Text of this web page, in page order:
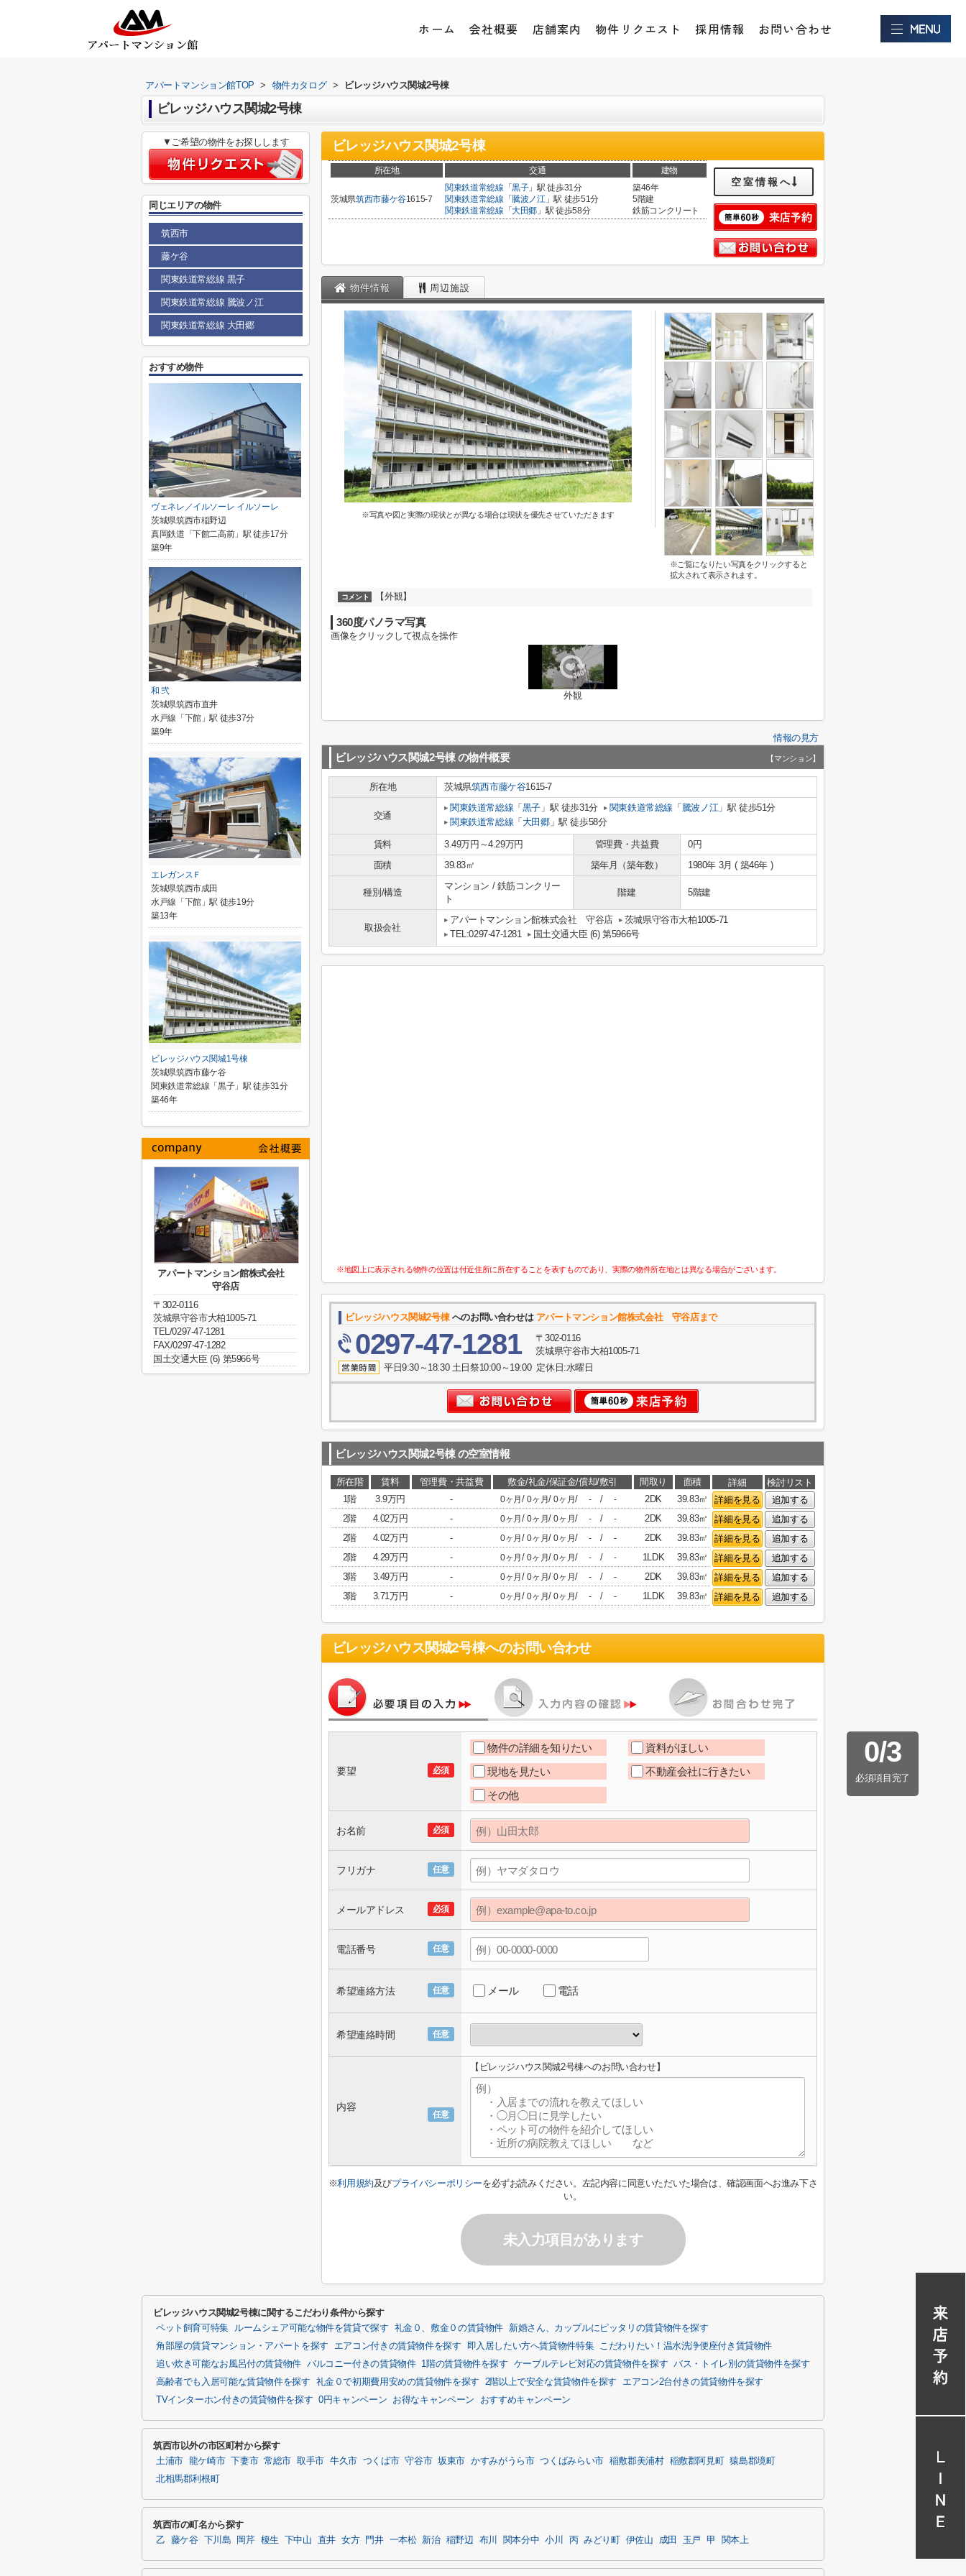
ホーム 会社概要 店舗案内 物件リクエスト 採用情報 お問い合わせ
アパートマンション館TOP > 物件カタログ > ビレッジハウス関城2号棟
ビレッジハウス関城2号棟
ビレッジハウス関城2号棟
所在地 交通 建物
茨城県筑西市藤ケ谷1615-7
関東鉄道常総線 「黒子」駅 徒歩31分
関東鉄道常総線 「 騰波ノ江」駅 徒歩51分
関東鉄道常総線 「大田郷 」駅 徒歩58分
築46年
5階建
鉄筋コンクリート
空室情報へ
物件情報 周辺施設
※写真や図と実際の現状とが異なる場合は現状を優先させていただきます
※ご覧になりたい写真をクリックすると
拡大されて表示されます。
コメント 【外観】
360度パノラマ写真
画像をクリックして視点を操作
外観
情報の見方
ビレッジハウス関城2号棟 の物件概要 【マンション】
所在地 茨城県筑西市藤ケ谷1615-7
交通
関東鉄道常総線 「 黒子 」駅 徒歩31分 関東鉄道常総線 「 騰波ノ江」駅 徒歩51分
関東鉄道常総線 「 大田郷」駅 徒歩58分
賃料 3.49万円～4.29万円 管理費・共益費
0円
面積
39.83㎡ 築年月（築年数） 1980年 3月 ( 築46年 )
種別/構造
マンション / 鉄筋コンクリー
ト
階建 5階建
取扱会社
アパートマンション館株式会社 守谷店
茨城県守谷市大柏1005-71
TEL:0297-47-1281
国土交通大臣 (6) 第5966号
※地図上に表示される物件の位置は付近住所に所在することを表すものであり、実際の物件所在地とは異なる場合がございます。
ビレッジハウス関城2号棟へのお問い合わせは アパートマンション館株式会社 守谷店まで
0297-47-1281
〒302-0116
茨城県守谷市大柏1005-71
平日9:30～18:30 土日祭10:00～19:00 定休日:水曜日
ビレッジハウス関城2号棟 の空室情報
所在階 賃料 管理費・共益費 敷金/礼金/保証金/償却/敷引 間取り 面積 詳細
検討リスト
1階
3.9万円 - 0ヶ月/0ヶ月/0ヶ月/ - / - 2DK 39.83㎡ 詳細を見る
追加する
2階
4.02万円 - 0ヶ月/0ヶ月/0ヶ月/ - / - 2DK 39.83㎡ 詳細を見る
追加する
2階
4.02万円 - 0ヶ月/0ヶ月/0ヶ月/ - / - 2DK 39.83㎡ 詳細を見る
追加する
2階
4.29万円 - 0ヶ月/0ヶ月/0ヶ月/ - / - 1LDK 39.83㎡ 詳細を見る
追加する
3階
3.49万円 - 0ヶ月/0ヶ月/0ヶ月/ - / - 2DK 39.83㎡ 詳細を見る
追加する
3階
3.71万円 - 0ヶ月/0ヶ月/0ヶ月/ - / - 1LDK 39.83㎡ 詳細を見る 追加する
ビレッジハウス関城2号棟へのお問い合わせ
0/3
必須項目完了
必須
要望
物件の詳細を知りたい
資料がほしい
現地を見たい
不動産会社に行きたい
その他
必須
お名前
任意
フリガナ
必須
メールアドレス
任意
電話番号
任意
希望連絡方法 メール 電話
任意
希望連絡時間
任意
内容
【ビレッジハウス関城2号棟へのお問い合わせ】
※利用規約及びプライバシーポリシーを必ずお読みください。左記内容に同意いただいた場合は、確認画面へお進み下さ
い。
未入力項目があります
▼ご希望の物件をお探しします
同じエリアの物件
筑西市
藤ケ谷
関東鉄道常総線 黒子
関東鉄道常総線 騰波ノ江
関東鉄道常総線 大田郷
おすすめ物件
ヴェネレ／イルソーレ イルソーレ
茨城県筑西市稲野辺
真岡鉄道「下館二高前」駅 徒歩17分
築9年
和 弐
茨城県筑西市直井
水戸線「下館」駅 徒歩37分
築9年
エレガンスＦ
茨城県筑西市成田
水戸線「下館」駅 徒歩19分
築13年
ビレッジハウス関城1号棟
茨城県筑西市藤ケ谷
関東鉄道常総線「黒子」駅 徒歩31分
築46年
アパートマンション館株式会社
守谷店
〒302-0116
茨城県守谷市大柏1005-71
TEL/0297-47-1281
FAX/0297-47-1282
国土交通大臣 (6) 第5966号
ビレッジハウス関城2号棟に関するこだわり条件から探す
ペット飼育可特集 ルームシェア可能な物件を賃貸で探す 礼金０、敷金０の賃貸物件
新婚さん、カップルにピッタリの賃貸物件を探す
角部屋の賃貸マンション・アパートを探す
エアコン付きの賃貸物件を探す 即入居したい方へ賃貸物件特集
こだわりたい！温水洗浄便座付き賃貸物件
追い炊き可能なお風呂付の賃貸物件 バルコニー付きの賃貸物件 1階の賃貸物件を探す ケーブルテレビ対応の賃貸物件を探す バス・トイレ別の賃貸物件を探す
高齢者でも入居可能な賃貸物件を探す
礼金０で初期費用安めの賃貸物件を探す 2階以上で安全な賃貸物件を探す
エアコン2台付きの賃貸物件を探す
TVインターホン付きの賃貸物件を探す 0円キャンペーン お得なキャンペーン おすすめキャンペーン
筑西市以外の市区町村から探す
土浦市 龍ケ崎市 下妻市 常総市 取手市 牛久市 つくば市 守谷市 坂東市 かすみがうら市 つくばみらい市 稲敷郡美浦村 稲敷郡阿見町
猿島郡境町
北相馬郡利根町
筑西市の町名から探す
乙 藤ケ谷 下川島 岡芹 榎生 下中山 直井 女方 門井 一本松 新治 稲野辺 布川 関本分中 小川 丙 みどり町 伊佐山 成田 玉戸 甲 関本上